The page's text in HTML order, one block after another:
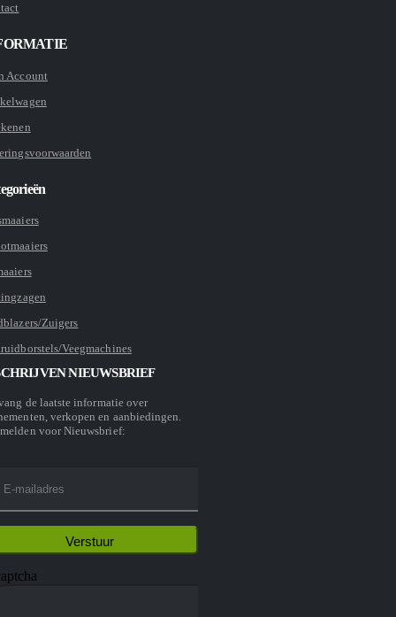
Account
Zuigers
Veegmachines
NIEUWSBRIEF
de laatste informatie over
verkopen en aanbiedingen.
voor Nieuwsbrief: